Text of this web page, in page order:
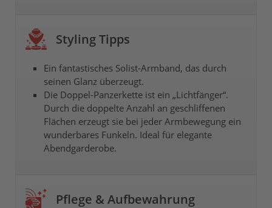
Styling Tipps
Ein fantastisches Solist-Armband, das durch
seinen Glanz überzeugt.
Die Doppel-Panzerkette ist ein „Lichtfänger“.
Durch die doppelte Anzahl an geschliffenen
Flächen erzeugt sie bei jeder Armbewegung ein
wunderbares Funkeln. Ideal für elegante
Abendgarderobe.
Pflege & Aufbewahrung